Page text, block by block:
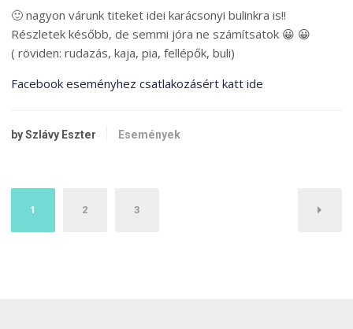
🙂 nagyon várunk titeket idei karácsonyi bulinkra is!!
Részletek később, de semmi jóra ne számítsatok 😀 😀
( röviden: rudazás, kaja, pia, fellépők, buli)
Facebook eseményhez csatlakozásért katt ide
by Szlávy Eszter Események
navigáció
1 2 3